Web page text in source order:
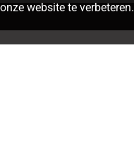
website te verbeteren.